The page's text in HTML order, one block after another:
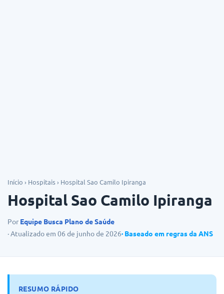
Início › Hospitais› Hospital Sao Camilo Ipiranga
Hospital Sao Camilo Ipiranga
Por Equipe Busca Plano de Saúde
· Atualizado em 06 de junho de 2026· Baseado em regras da ANS
RESUMO RÁPIDO